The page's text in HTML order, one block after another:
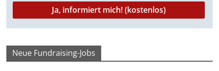
Neue Fundraising-Jobs